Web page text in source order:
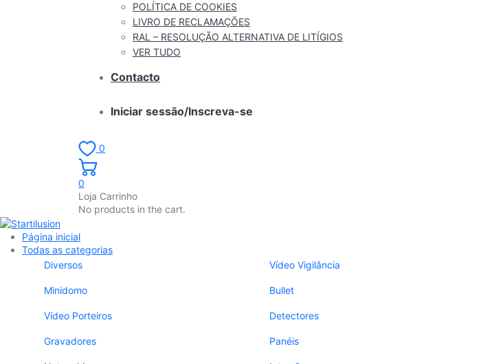
POLÍTICA DE COOKIES
LIVRO DE RECLAMAÇÕES
RAL – RESOLUÇÃO ALTERNATIVA DE LITÍGIOS
VER TUDO
Contacto
Iniciar sessão/Inscreva-se
0
0
Loja Carrinho
No products in the cart.
Página inicial
Todas as categorias
Diversos
Vídeo Vigilância
Minidomo Bullet
Vídeo Porteiros Detectores
Gravadores Panéis